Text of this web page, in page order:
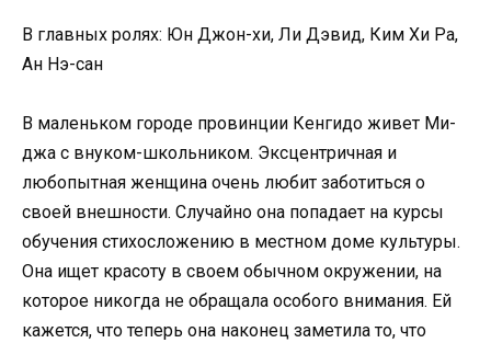
В главных ролях: Юн Джон-хи, Ли Дэвид, Ким Хи Ра,
Ан Нэ-сан
В маленьком городе провинции Кенгидо живет Ми-
джа с внуком-школьником. Эксцентричная и
любопытная женщина очень любит заботиться о
своей внешности. Случайно она попадает на курсы
обучения стихосложению в местном доме культуры.
Она ищет красоту в своем обычном окружении, на
которое никогда не обращала особого внимания. Ей
кажется, что теперь она наконец заметила то, что